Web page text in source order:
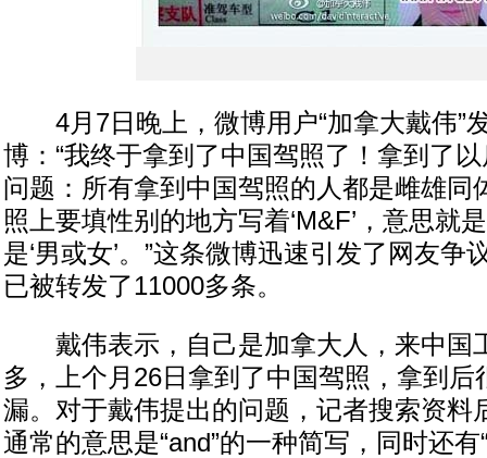
4月7日晚上，微博用户“加拿大戴伟”
博：“我终于拿到了中国驾照了！拿到了
问题：所有拿到中国驾照的人都是雌雄同
照上要填性别的地方写着‘M&F’，意思就
是‘男或女’。”这条微博迅速引发了网友争
已被转发了11000多条。
戴伟表示，自己是加拿大人，来中国
多，上个月26日拿到了中国驾照，拿到后
漏。对于戴伟提出的问题，记者搜索资料
通常的意思是“and”的一种简写，同时还有